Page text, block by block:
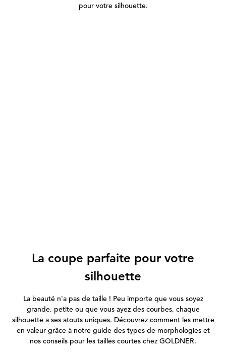
pour votre silhouette.
La coupe parfaite pour votre
silhouette
La beauté n'a pas de taille ! Peu importe que vous soyez
grande, petite ou que vous ayez des courbes, chaque
silhouette a ses atouts uniques. Découvrez comment les mettre
en valeur grâce à notre guide des types de morphologies et
nos conseils pour les tailles courtes chez GOLDNER.